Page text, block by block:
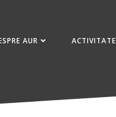
AUR ACTIVITATE